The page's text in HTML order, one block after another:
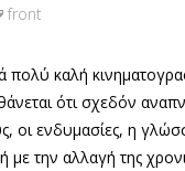
front
πολύ καλή
ότι σχεδόν
ενδυμασίες, η
την αλλαγή της